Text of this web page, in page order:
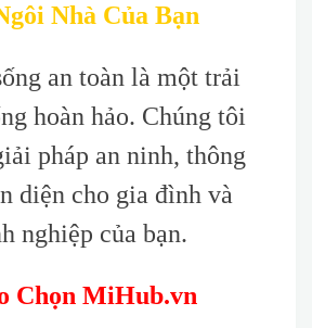
Nhà Của Bạn
an toàn là một trải
hoàn hảo. Chúng tôi
pháp an ninh, thông
diện cho gia đình và
nghiệp của bạn.
Chọn MiHub.vn